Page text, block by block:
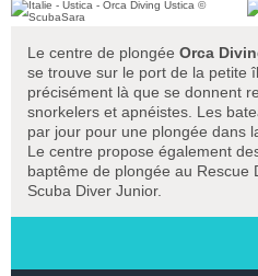
Le centre de plongée Orca
se trouve sur le port de la petite
précisément là que se donnent
snorkelers et apnéistes. Les
par jour pour une plongée dans
Le centre propose également
baptême de plongée au Rescue
Scuba Diver Junior.